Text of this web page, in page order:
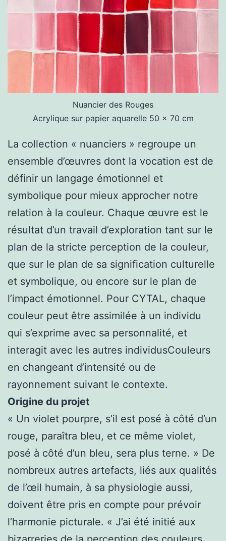
Nuancier des Rouges
Acrylique sur papier aquarelle 50 x 70 cm
La collection « nuanciers » regroupe un
ensemble d’œuvres dont la vocation est de
définir un langage émotionnel et
symbolique pour mieux approcher notre
relation à la couleur. Chaque œuvre est le
résultat d’un travail d’exploration tant sur le
plan de la stricte perception de la couleur,
que sur le plan de sa signification culturelle
et symbolique, ou encore sur le plan de
l’impact émotionnel. Pour CYTAL, chaque
couleur peut être assimilée à un individu
qui s’exprime avec sa personnalité, et
interagit avec les autres individusCouleurs
en changeant d’intensité ou de
rayonnement suivant le contexte.
Origine du projet
« Un violet pourpre, s’il est posé à côté d’un
rouge, paraîtra bleu, et ce même violet,
posé à côté d’un bleu, sera plus terne. » De
nombreux autres artefacts, liés aux qualités
de l’œil humain, à sa physiologie aussi,
doivent être pris en compte pour prévoir
l’harmonie picturale. « J’ai été initié aux